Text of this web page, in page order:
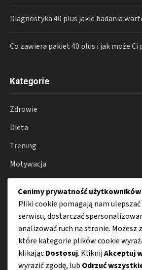
Diagnostyka 40 plus jakie badania
Co zawiera pakiet 40 plus i jak może Ci
Kategorie
Zdrowie
Dieta
Trening
Motywacja
Porady
Menu
O nas
Cenimy prywatność użytkowników
Pliki cookie pomagają nam
serwisu, dostarczać
analizować ruch na stronie. Możesz
które kategorie plików cookie
klikającDostosuj. KliknijAkceptuj
wyrazić zgodę, lub Odrzuć